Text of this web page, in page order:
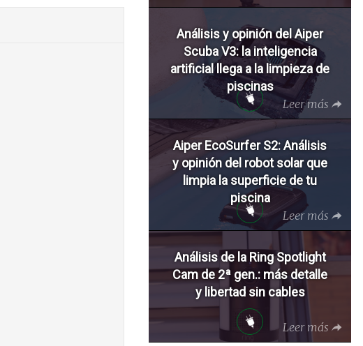
Análisis y opinión del Aiper
Scuba V3: la inteligencia
artificial llega a la limpieza de
piscinas
Leer más
Aiper EcoSurfer S2: Análisis
y opinión del robot solar que
limpia la superficie de tu
piscina
Leer más
Análisis de la Ring Spotlight
Cam de 2ª gen.: más detalle
y libertad sin cables
Leer más